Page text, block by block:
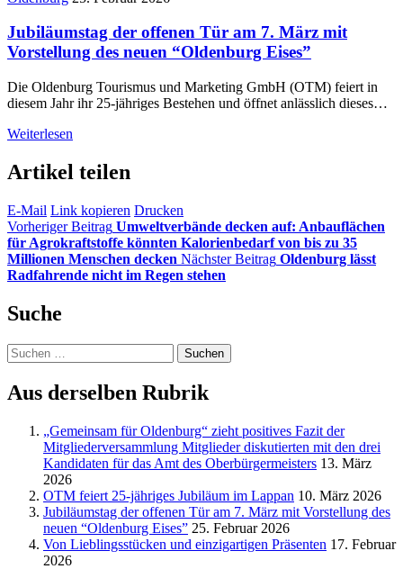
Jubiläumstag der offenen Tür am 7. März mit
Vorstellung des neuen “Oldenburg Eises”
Die Oldenburg Tourismus und Marketing GmbH (OTM) feiert in
diesem Jahr ihr 25-jähriges Bestehen und öffnet anlässlich dieses…
Weiterlesen
Artikel teilen
E-Mail Link kopieren Drucken
Vorheriger Beitrag Umweltverbände decken auf: Anbauflächen
für Agrokraftstoffe könnten Kalorienbedarf von bis zu 35
Millionen Menschen decken Nächster Beitrag Oldenburg lässt
Radfahrende nicht im Regen stehen
Suche
Suchen
nach:
Aus derselben Rubrik
„Gemeinsam für Oldenburg“ zieht positives Fazit der
Mitgliederversammlung Mitglieder diskutierten mit den drei
Kandidaten für das Amt des Oberbürgermeisters 13. März
2026
OTM feiert 25-jähriges Jubiläum im Lappan 10. März 2026
Jubiläumstag der offenen Tür am 7. März mit Vorstellung des
neuen “Oldenburg Eises” 25. Februar 2026
Von Lieblingsstücken und einzigartigen Präsenten 17. Februar
2026